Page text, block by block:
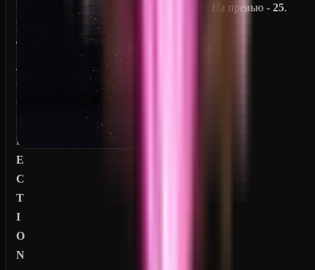
U
L
T
C
O
N
N
E
C
T
I
O
N
На превью -25.